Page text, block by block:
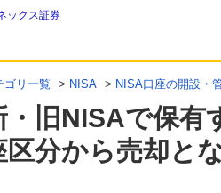
ゴリ一覧 > NISA > NISA口座の開設・
・旧NISAで保有
区分から売却と